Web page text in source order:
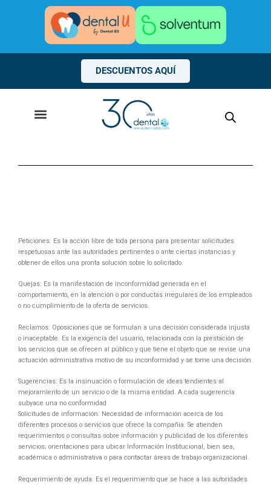
DESCUENTOS AQUÍ
Peticiones: Es la acción libre de toda persona para presentar solicitudes
respetuosas ante las autoridades pertinentes o ante ciertas instancias y
obtener de ellos una pronta solución sobre lo solicitado.
Quejas: Es la manifestación de inconformidad generada en el
comportamiento, en la atención o por conductas irregulares de los empleados
o no cumplimiento de la oferta de servicios.
Reclamos: Oposiciones que se formulan a una decisión considerada injusta
o inaceptable. Es la exigencia del usuario, relacionada con la prestación de
los servicios que se ofrecen al público y que tiene el objeto que se revise una
actuación administrativa motivo de su inconformidad y se tome una decisión.
Sugerencias: Es la insinuación o formulación de ideas tendientes al
mejoramiento de un servicio o de la misma entidad. A cada sugerencia
subyace una no conformidad
Solicitudes de información: Necesidad de información acerca de los
diferentes procesos o servicios que ofrece la compañia. Se atienden
requerimientos o consultas sobre información y publicidad de los diferentes
servicios; orientaciones para ubicar Información Institucional, bien sea,
académica o administrativa o para contactar áreas de trabajo organizacional.
Requerimiento de ayuda: Es el requerimiento que se hace a las autoridades